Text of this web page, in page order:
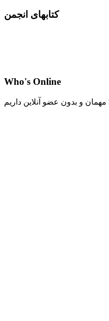
کتابهای انجمن
Who's Online